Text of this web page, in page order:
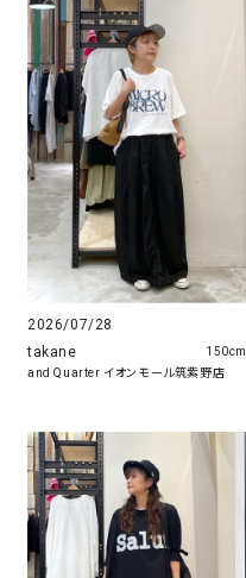
2026/07/28
takane
and Quarter イオンモール筑紫野店
150cm